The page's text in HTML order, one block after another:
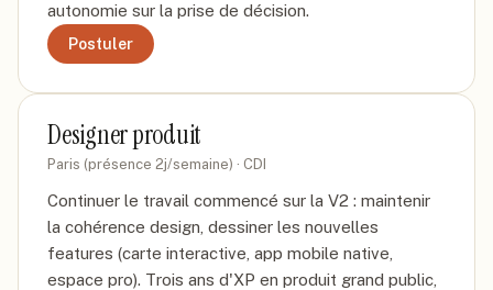
autonomie sur la prise de décision.
Postuler
Designer produit
Paris (présence 2j/semaine) · CDI
Continuer le travail commencé sur la V2 : maintenir
la cohérence design, dessiner les nouvelles
features (carte interactive, app mobile native,
espace pro). Trois ans d'XP en produit grand public,